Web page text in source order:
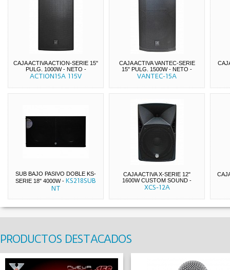
CAJA ACTIVA ACTION-SERIE 15"
PULG. 1000W - NETO -
ACTION15A 115V
CAJA ACTIVA VANTEC-SERIE
15" PULG. 1500W - NETO -
VANTEC-15A
SUB BAJO PASIVO DOBLE KS-
SERIE 18" 4000W- KS218SUB
NT
CAJA ACTIVA X-SERIE 12"
1600W CUSTOM SOUND -
XCS-12A
PRODUCTOS DESTACADOS